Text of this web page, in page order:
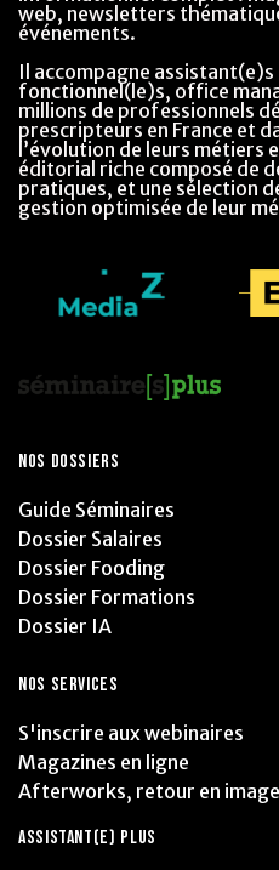
web, newsletters
événements.
Il accompagne
fonctionnel(le)s, office
millions de professionnels
prescripteurs en France et
l’évolution de leurs métiers
éditorial riche composé de
pratiques, et une sélection
gestion optimisée de leur
NOS DOSSIERS
Guide Séminaires
Dossier Salaires
Dossier Fooding
Dossier Formations
Dossier IA
NOS SERVICES
S'inscrire aux webinaires
Magazines en ligne
Afterworks, retour en
ASSISTANT(E) PLUS